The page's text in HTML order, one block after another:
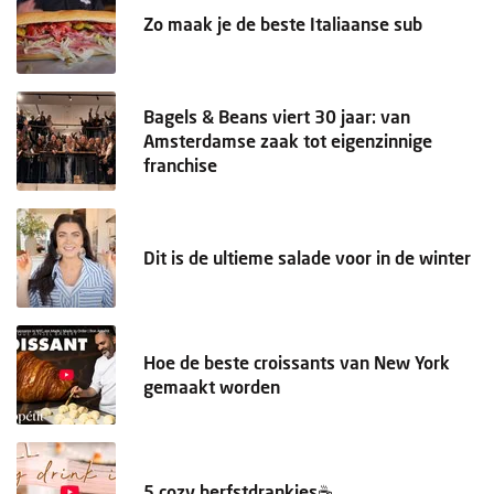
Zo maak je de beste Italiaanse sub
Bagels & Beans viert 30 jaar: van
Amsterdamse zaak tot eigenzinnige
franchise
Dit is de ultieme salade voor in de winter
Hoe de beste croissants van New York
gemaakt worden